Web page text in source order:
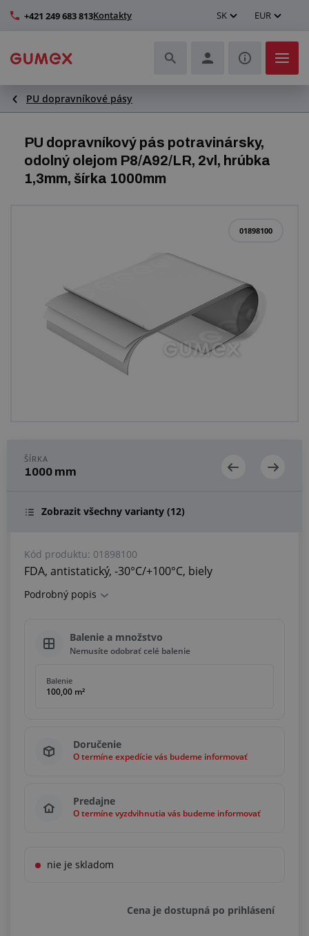
+421 249 683 813Kontakty SK EUR
Hadice a ich kompletizácia
Profily a výroba tesnení
Technické plasty
Centrum dopytov
Všetko o nákupe
PU dopravníkové pásy
PU dopravníkový pás potravinársky,
odolný olejom P8/A92/LR, 2vl, hrúbka
1,3mm, šírka 1000mm
01898100
ŠÍRKA
1000 mm
Zobrazit všechny varianty (12)
Kód produktu: 01898100
FDA, antistatický, -30°C/+100°C, biely
Podrobný popis
Balenie a množstvo
Nemusíte odobrať celé balenie
Balenie
100,00 m²
Doručenie
O termíne expedície vás budeme informovať
Predajne
O termíne vyzdvihnutia vás budeme informovať
nie je skladom
Cena je dostupná po prihlásení